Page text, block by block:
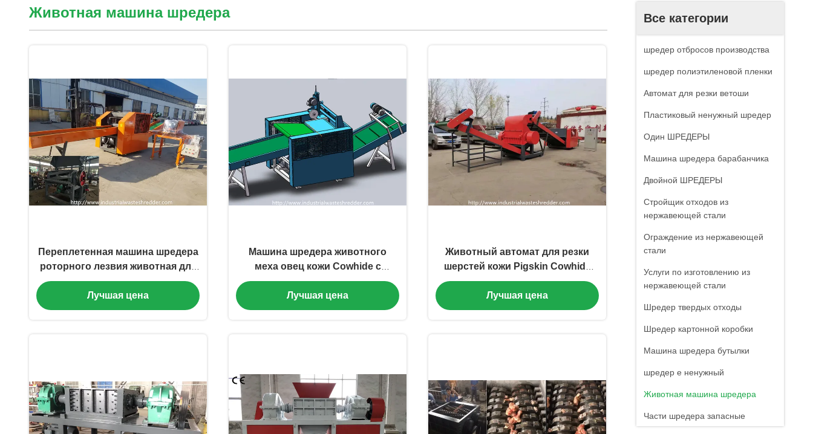
Все категории
шредер отбросов производства
шредер полиэтиленовой пленки
Автомат для резки ветоши
Пластиковый ненужный шредер
Один ШРЕДЕРЫ
Машина шредера барабанчика
Двойной ШРЕДЕРЫ
Стройщик отходов из
нержавеющей стали
Ограждение из нержавеющей
стали
Услуги по изготовлению из
нержавеющей стали
Шредер твердых отходы
Шредер картонной коробки
Машина шредера бутылки
шредер е ненужный
Животная машина шредера
Части шредера запасные
Животная машина шредера
Переплетенная машина шредера
роторного лезвия животная для
овчины меха
Лучшая цена
Машина шредера животного
меха овец кожи Cowhide с
переплетенными лезвиями
Лучшая цена
Животный автомат для резки
шерстей кожи Pigskin Cowhide
Sheepwool машины шредера
меха
Лучшая цена